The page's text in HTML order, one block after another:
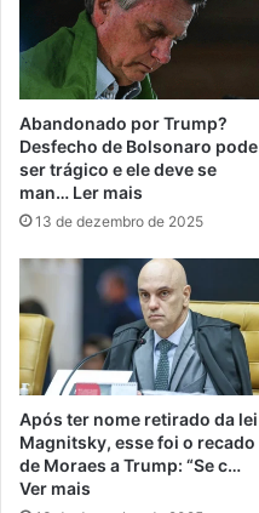
Abandonado por Trump?
Desfecho de Bolsonaro pode
ser trágico e ele deve se
man… Ler mais
13 de dezembro de 2025
Após ter nome retirado da lei
Magnitsky, esse foi o recado
de Moraes a Trump: “Se c…
Ver mais